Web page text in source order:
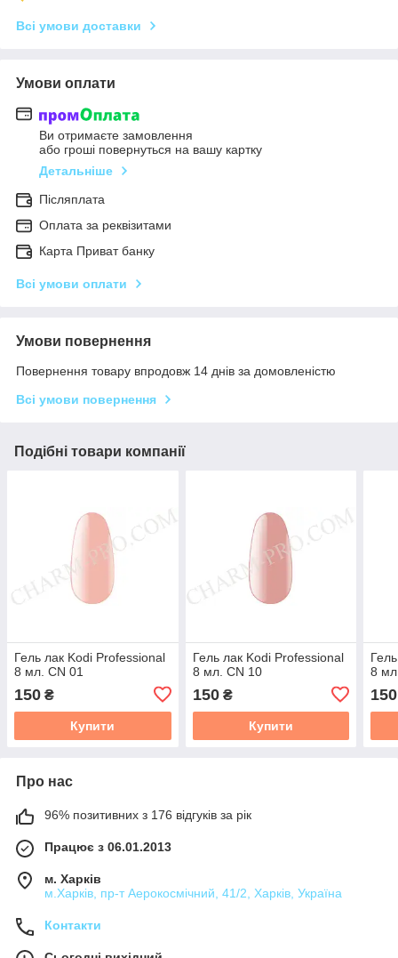
Всі умови доставки
Умови оплати
Ви отримаєте замовлення
або гроші повернуться на вашу картку
Детальніше
Післяплата
Оплата за реквізитами
Карта Приват банку
Всі умови оплати
Умови повернення
Повернення товару впродовж 14 днів за домовленістю
Всі умови повернення
Подібні товари компанії
Гель лак Kodi Professional
8 мл. CN 01
150 ₴
Купити
Гель лак Kodi Professional
8 мл. CN 10
150₴
Купити
8
150
Про нас
96% позитивних з 176 відгуків за рік
Працює з 06.01.2013
м. Харків
м.Харків, пр-т Аерокосмічний, 41/2, Харків, Україна
Контакти